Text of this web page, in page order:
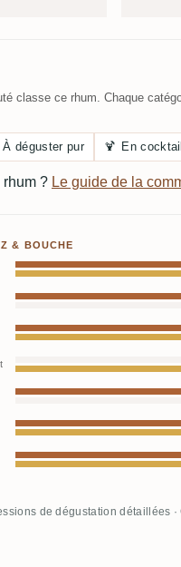
classe ce rhum. Chaque
À déguster pur 🍹 En cocktail
rhum ? Le guide de la
& BOUCHE
de dégustation détaillées